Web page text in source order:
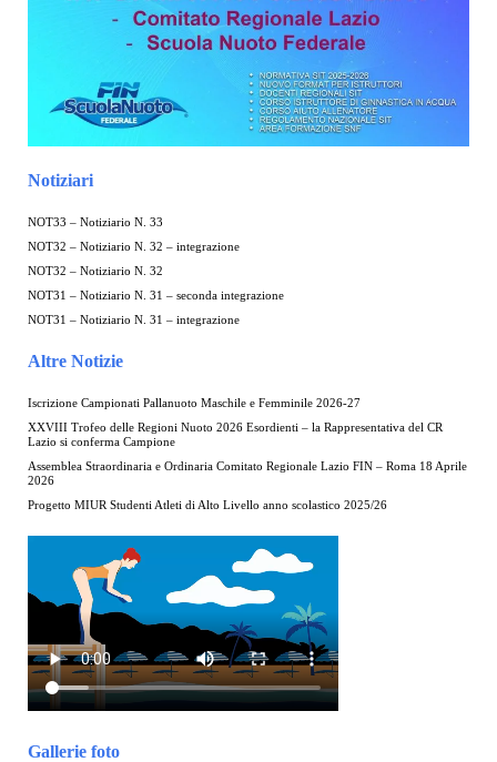
Notiziari
NOT33 – Notiziario N. 33
NOT32 – Notiziario N. 32 – integrazione
NOT32 – Notiziario N. 32
NOT31 – Notiziario N. 31 – seconda integrazione
NOT31 – Notiziario N. 31 – integrazione
Altre Notizie
Iscrizione Campionati Pallanuoto Maschile e Femminile 2026-27
XXVIII Trofeo delle Regioni Nuoto 2026 Esordienti – la Rappresentativa del CR
Lazio si conferma Campione
Assemblea Straordinaria e Ordinaria Comitato Regionale Lazio FIN – Roma 18 Aprile
2026
Progetto MIUR Studenti Atleti di Alto Livello anno scolastico 2025/26
Gallerie foto